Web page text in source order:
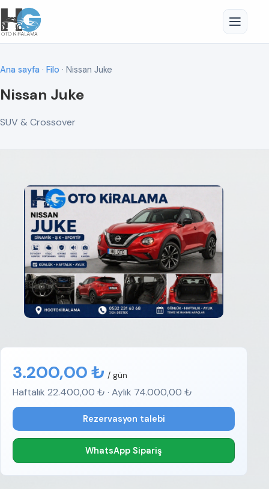
Ana sayfa · Filo · Nissan Juke
Nissan Juke
SUV & Crossover
3.200,00 ₺ / gün
Haftalık 22.400,00 ₺ · Aylık 74.000,00 ₺
Rezervasyon talebi
WhatsApp Sipariş